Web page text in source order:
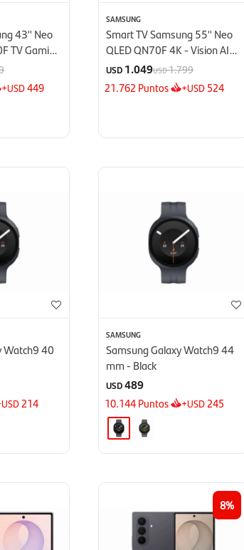
43'' Neo
TV Gaming
+USD449
SAMSUNG
Smart TV Samsung 55'' Neo
QLED QN70F 4K - Vision AI
(2025)
USD 1.049USD1.799
21.762 Puntos +USD 524
Watch9 40
USD 214
SAMSUNG
Samsung Galaxy Watch9 44
mm - Black
USD489
10.144Puntos +USD 245
8